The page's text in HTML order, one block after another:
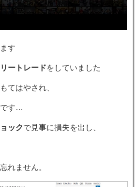
す
ートレードをしていました
てはやされ、
です…
ックで見事に損失を出し、
れません。